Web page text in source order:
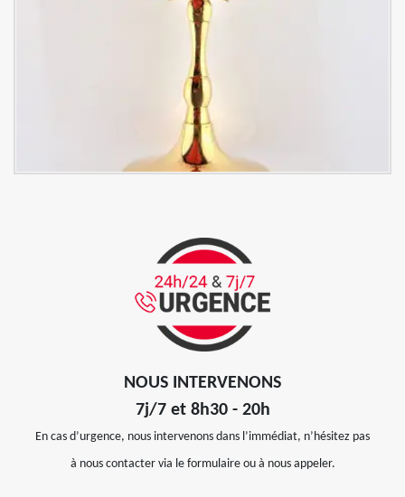
NOUS INTERVENONS
7j/7 et 8h30 - 20h
En cas d’urgence, nous intervenons dans l’immédiat, n’hésitez pas
à nous contacter via le formulaire ou à nous appeler.